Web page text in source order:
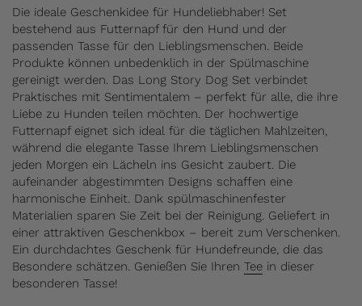
Die ideale Geschenkidee für Hundeliebhaber! Set
bestehend aus Futternapf für den Hund und der
passenden Tasse für den Lieblingsmenschen. Beide
Produkte können unbedenklich in der Spülmaschine
gereinigt werden. Das Long Story Dog Set verbindet
Praktisches mit Sentimentalem – perfekt für alle, die ihre
Liebe zu Hunden teilen möchten. Der hochwertige
Futternapf eignet sich ideal für die täglichen Mahlzeiten,
während die elegante Tasse Ihrem Lieblingsmenschen
jeden Morgen ein Lächeln ins Gesicht zaubert. Die
aufeinander abgestimmten Designs schaffen eine
harmonische Einheit. Dank spülmaschinenfester
Materialien sparen Sie Zeit bei der Reinigung. Geliefert in
einer attraktiven Geschenkbox – bereit zum Verschenken.
Ein durchdachtes Geschenk für Hundefreunde, die das
Besondere schätzen. Genießen Sie Ihren Tee in dieser
besonderen Tasse!